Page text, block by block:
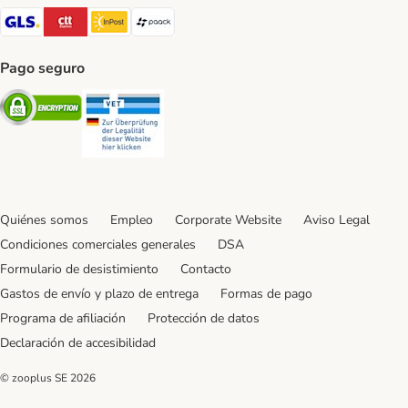
GLS Shipping Method
CTTExpress Shipping Method
InPost Shipping Method
paack Shipping Method
Pago seguro
Security
Quiénes somos Empleo Corporate Website
Aviso Legal
Condiciones comerciales generales
DSA
Formulario de desistimiento
Contacto
Gastos de envío y plazo de entrega
Formas de pago
Programa de afiliación
Protección de datos
Declaración de accesibilidad
© zooplus SE 2026